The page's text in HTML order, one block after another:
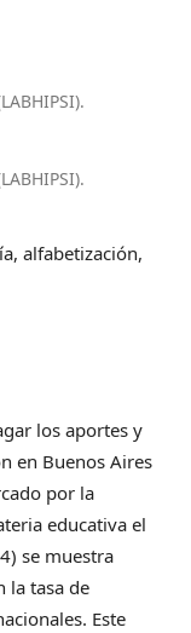
alfabetización,
los aportes y
en Buenos Aires
por la
educativa el
se muestra
la tasa de
Este